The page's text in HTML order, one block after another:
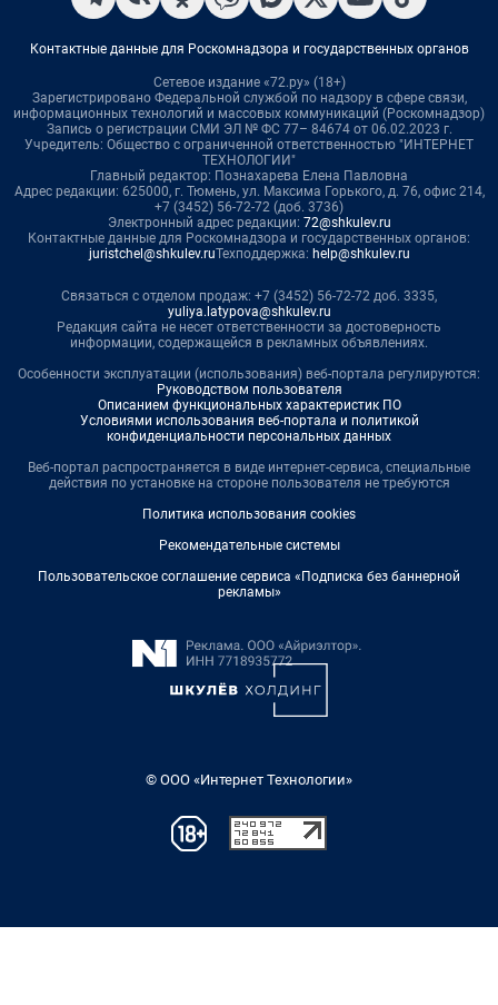
Контактные данные для Роскомнадзора и государственных органов
Сетевое издание «72.ру» (18+)
Зарегистрировано Федеральной службой по надзору в сфере связи,
информационных технологий и массовых коммуникаций (Роскомнадзор)
Запись о регистрации СМИ ЭЛ № ФС 77– 84674 от 06.02.2023 г.
Учредитель: Общество с ограниченной ответственностью "ИНТЕРНЕТ
ТЕХНОЛОГИИ"
Главный редактор: Познахарева Елена Павловна
Адрес редакции: 625000, г. Тюмень, ул. Максима Горького, д. 76, офис 214,
+7 (3452) 56-72-72 (доб. 3736)
Электронный адрес редакции: 72@shkulev.ru
Контактные данные для Роскомнадзора и государственных органов:
juristchel@shkulev.ruТехподдержка: help@shkulev.ru
Связаться с отделом продаж: +7 (3452) 56-72-72 доб. 3335,
yuliya.latypova@shkulev.ru
Редакция сайта не несет ответственности за достоверность
информации, содержащейся в рекламных объявлениях.
Особенности эксплуатации (использования) веб-портала регулируются:
Руководством пользователя
Описанием функциональных характеристик ПО
Условиями использования веб-портала и политикой
конфиденциальности персональных данных
Веб-портал распространяется в виде интернет-сервиса, специальные
действия по установке на стороне пользователя не требуются
Политика использования cookies
Рекомендательные системы
Пользовательское соглашение сервиса «Подписка без баннерной
рекламы»
© ООО «Интернет Технологии»